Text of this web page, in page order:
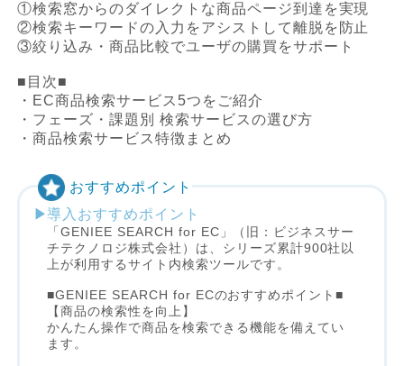
①検索窓からのダイレクトな商品ページ到達を実現
②検索キーワードの入力をアシストして離脱を防止
③絞り込み・商品比較でユーザの購買をサポート
■目次■
・EC商品検索サービス5つをご紹介
・フェーズ・課題別 検索サービスの選び方
・商品検索サービス特徴まとめ
おすすめポイント
導入おすすめポイント
「GENIEE SEARCH for EC」（旧：ビジネスサー
チテクノロジ株式会社）は、シリーズ累計900社以
上が利用するサイト内検索ツールです。
■GENIEE SEARCH for ECのおすすめポイント■
【商品の検索性を向上】
かんたん操作で商品を検索できる機能を備えてい
ます。